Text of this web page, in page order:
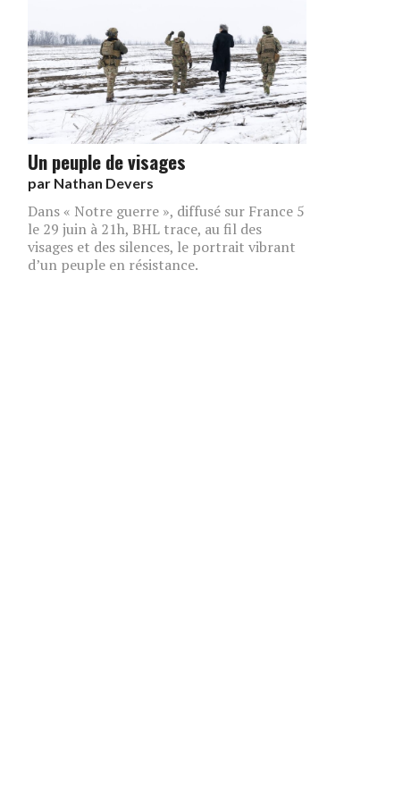
Un peuple de visages
par Nathan Devers
Dans « Notre guerre », diffusé sur France 5
le 29 juin à 21h, BHL trace, au fil des
visages et des silences, le portrait vibrant
d’un peuple en résistance.